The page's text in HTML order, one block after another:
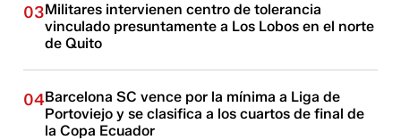
03Militares intervienen centro de tolerancia
vinculado presuntamente a Los Lobos en el norte
de Quito
04Barcelona SC vence por la mínima a Liga de
Portoviejo y se clasifica a los cuartos de final de
la Copa Ecuador